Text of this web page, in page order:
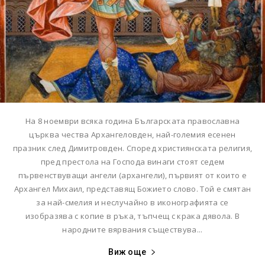
На 8 ноември всяка година Българската православна
църква чества Архангеловден, най-големия есенен
празник след Димитровден. Според християнската религия,
пред престола на Господа винаги стоят седем
първенствуващи ангели (архангели), първият от които е
Архангел Михаил, представящ Божието слово. Той е смятан
за най-смелия и неслучайно в иконографията се
изобразява с копие в ръка, тъпчещ с крака дявола. В
народните вярвания съществува...
Виж още